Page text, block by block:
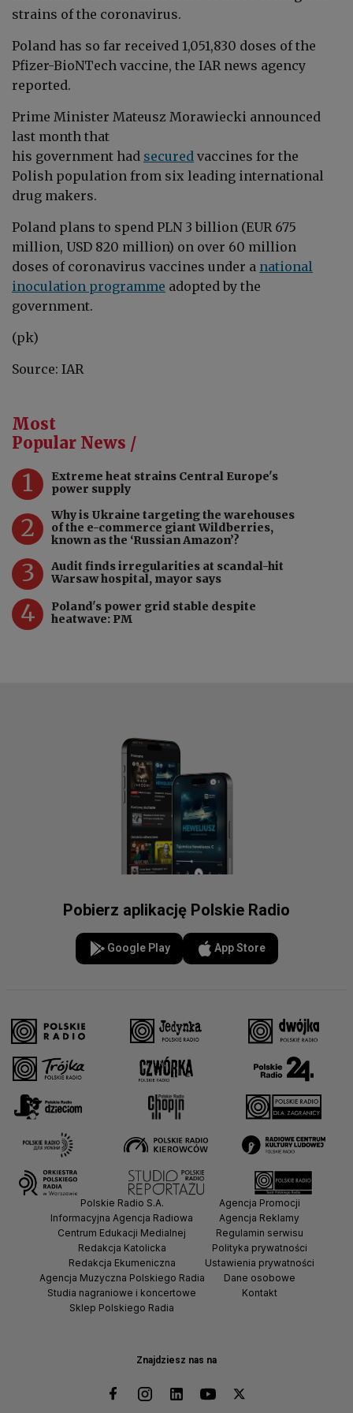
strains of the coronavirus.
Poland has so far received 1,051,830 doses of the
Pfizer-BioNTech vaccine, the IAR news agency
reported.
Prime Minister Mateusz Morawiecki announced
last month that
his government had secured vaccines for the
Polish population from six leading international
drug makers.
Poland plans to spend PLN 3 billion (EUR 675
million, USD 820 million) on over 60 million
doses of coronavirus vaccines under a national
inoculation programme adopted by the
government.
(pk)
Source: IAR
Most
Popular News /
1
Extreme heat strains Central Europe's
power supply
2
Why is Ukraine targeting the warehouses
of the e-commerce giant Wildberries,
known as the ‘Russian Amazon’?
3
Audit finds irregularities at scandal-hit
Warsaw hospital, mayor says
4
Poland's power grid stable despite
heatwave: PM
Pobierz aplikację Polskie Radio
Google Play App Store
Znajdziesz nas na
Polskie Radio S.A.
Informacyjna Agencja Radiowa
Centrum Edukacji Medialnej
Redakcja Katolicka
Redakcja Ekumeniczna
Agencja Muzyczna Polskiego Radia
Studia nagraniowe i koncertowe
Sklep Polskiego Radia
Agencja Promocji
Agencja Reklamy
Regulamin serwisu
Polityka prywatności
Ustawienia prywatności
Dane osobowe
Kontakt